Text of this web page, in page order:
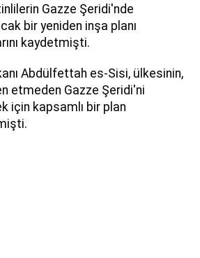
Gazze Şeridi'nde
bir yeniden inşa planı
kaydetmişti.
Abdülfettah es-Sisi, ülkesinin,
etmeden Gazze Şeridi'ni
için kapsamlı bir plan